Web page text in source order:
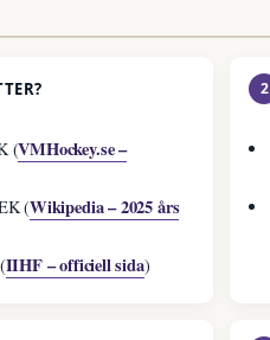
(VMHockey.se –
(Wikipedia – 2025 års
IIHF – officiell sida)
2